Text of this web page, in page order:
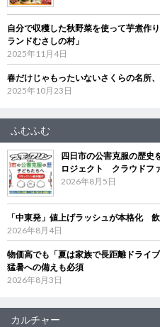
自分で収穫した秋野菜を使って芋煮作
ランドむさしの村」
2025年11月4日
春だけじゃもったいないさくらの名所
2025年10月23日
ふむふむ
四日市の公害克服の歴史
ロジェクト クラウドフ
2026年8月5日
「中東発」値上げラッシュが本格化
2026年8月4日
物価高でも「夏は家族で長距離ドライ
猛暑への備えも必須
2026年8月3日
カルチャー